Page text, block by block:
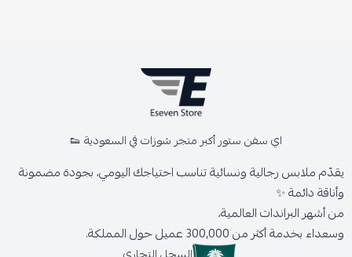
اي سفن ستور أكبر متجر شوزات في السعودية 👟
يقدّم ملابس رجالية ونسائية تناسب احتياجك اليومي، بجودة مضمونة
وأناقة دائمة ✨
من أشهر البراندات العالمية،
وسعداء بخدمة أكثر من 300,000 عميل حول المملكة.